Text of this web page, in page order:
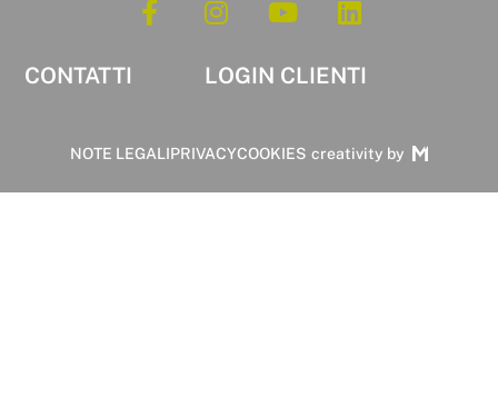
CONTATTI LOGIN CLIENTI
NOTE LEGALIPRIVACYCOOKIES creativity by